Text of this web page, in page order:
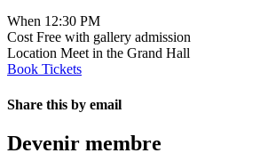
When 12:30 PM
Cost Free with gallery admission
Location Meet in the Grand Hall
Book Tickets
Share this by email
Email
Devenir membre